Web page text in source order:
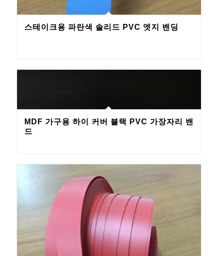
스테이크용 파란색 솔리드 PVC 엣지 밴딩
MDF 가구용 하이 커버 블랙 PVC 가장자리 밴
드